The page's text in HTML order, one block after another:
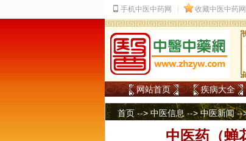
网站首页 疾病大全
首页 -->中医信息 -->中医新闻--
中医药（蝉